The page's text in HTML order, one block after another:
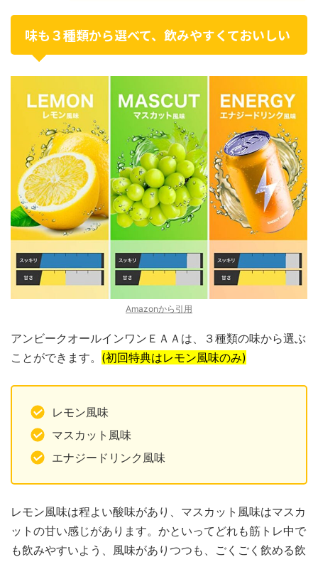
味も３種類から選べて、飲みやすくておいしい
Amazonから引用
アンビークオールインワンＥＡＡは、３種類の味から選ぶ
ことができます。 (初回特典はレモン風味のみ)
レモン風味
マスカット風味
エナジードリンク風味
レモン風味は程よい酸味があり、マスカット風味はマスカ
ットの甘い感じがあります。かといってどれも筋トレ中で
も飲みやすいよう、風味がありつつも、ごくごく飲める飲